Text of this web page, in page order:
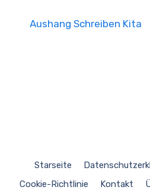
Aushang Schreiben Kita
Starseite
Cookie-Richtlinie
Kontakt